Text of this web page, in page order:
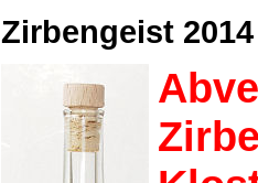
Zirbengeist 2014